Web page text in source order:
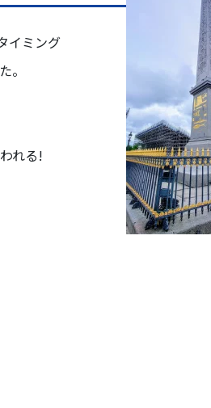
イミング
。
れる!